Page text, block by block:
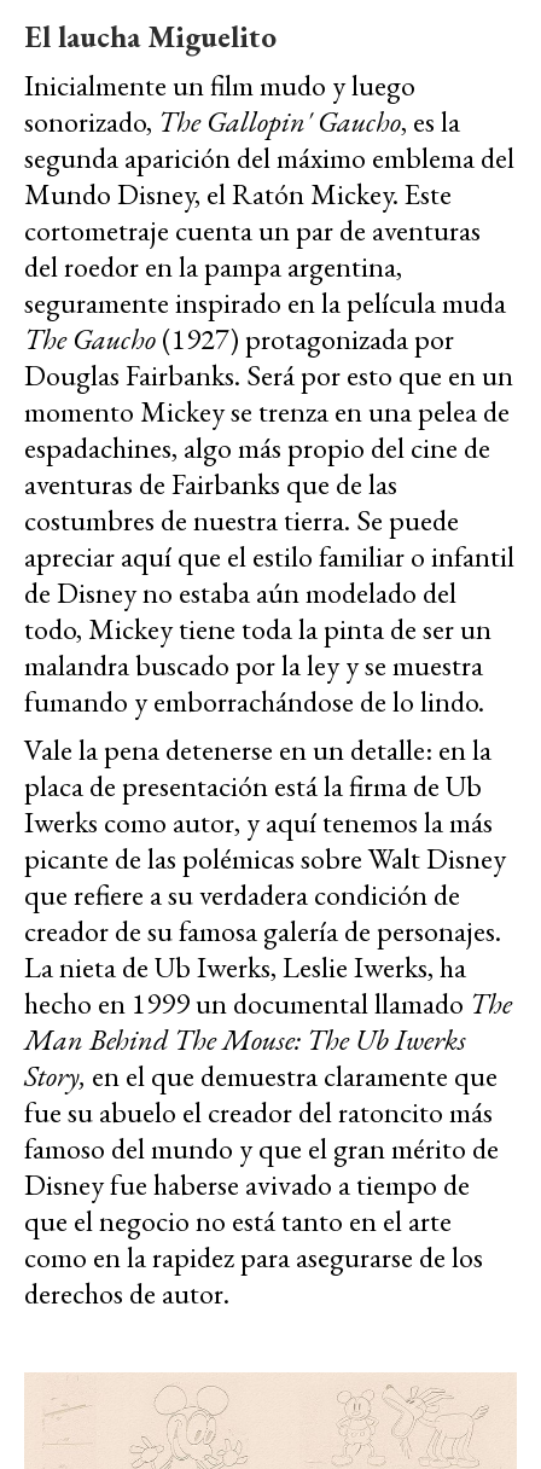
El laucha Miguelito
Inicialmente un film mudo y luego
sonorizado, The Gallopin' Gaucho, es la
segunda aparición del máximo emblema del
Mundo Disney, el Ratón Mickey. Este
cortometraje cuenta un par de aventuras
del roedor en la pampa argentina,
seguramente inspirado en la película muda
The Gaucho(1927) protagonizada por
Douglas Fairbanks. Será por esto que en un
momento Mickey se trenza en una pelea de
espadachines, algo más propio del cine de
aventuras de Fairbanks que de las
costumbres de nuestra tierra. Se puede
apreciar aquí que el estilo familiar o infantil
de Disney no estaba aún modelado del
todo, Mickey tiene toda la pinta de ser un
malandra buscado por la ley y se muestra
fumando y emborrachándose de lo lindo.
Vale la pena detenerse en un detalle: en la
placa de presentación está la firma de Ub
Iwerks como autor, y aquí tenemos la más
picante de las polémicas sobre Walt Disney
que refiere a su verdadera condición de
creador de su famosa galería de personajes.
La nieta de Ub Iwerks, Leslie Iwerks, ha
hecho en 1999 un documental llamado The
Man Behind The Mouse: The Ub Iwerks
Story, en el que demuestra claramente que
fue su abuelo el creador del ratoncito más
famoso del mundo y que el gran mérito de
Disney fue haberse avivado a tiempo de
que el negocio no está tanto en el arte
como en la rapidez para asegurarse de los
derechos de autor.